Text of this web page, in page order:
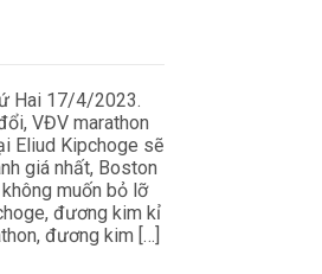
Hai 17/4/2023.
VĐV marathon
Eliud Kipchoge sẽ
giá nhất, Boston
muốn bỏ lỡ
đương kim kỉ
đương kim […]